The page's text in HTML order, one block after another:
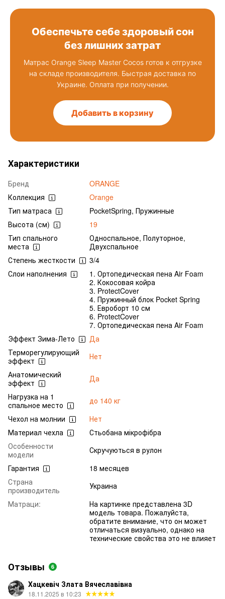
Обеспечьте себе здоровый сон
без лишних затрат
Матрас Orange Sleep Master Cocos готов к отгрузке
на складе производителя. Быстрая доставка по
Украине. Оплата при получении.
Добавить в корзину
Характеристики
Бренд
ORANGE
Коллекция
Orange
Тип матраса
PocketSpring, Пружинные
Высота (см)
19
Тип спального
места
Односпальное, Полуторное,
Двухспальное
Степень жесткости
3/4
Слои наполнения
1. Ортопедическая пена Air Foam
2. Кокосовая койра
3. ProtectCover
4. Пружинный блок Pocket Spring
5. Евроборт 10 см
6. ProtectCover
7. Ортопедическая пена Air Foam
Эффект Зима-Лето
Да
Терморегулирующий
эффект
Нет
Анатомический
эффект
Да
Нагрузка на 1
спальное место
до 140 кг
Чехол на молнии
Нет
Материал чехла
Стьобана мікрофібра
Особенности
модели
Скручуються в рулон
Гарантия
18 месяцев
Страна
производитель
Украина
Матраци:
На картинке представлена 3D
модель товара. Пожалуйста,
обратите внимание, что он может
отличаться визуально, однако на
технические свойства это не влияет
Отзывы 6
Хацкевіч Злата Вячеславівна
18.11.2025 в 10:23